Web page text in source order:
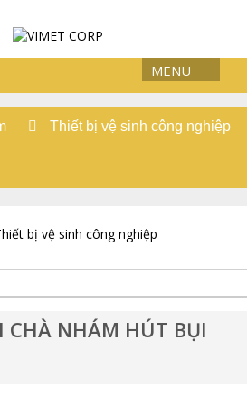
MENU
Thiết bị vệ sinh công nghiệp
bị vệ sinh công nghiệp
CHÀ NHÁM HÚT BỤI